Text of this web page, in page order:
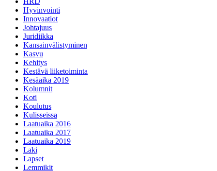
Hyvinvointi
Innovaatiot
Johtajuus
Juridiikka
Kansainvälistyminen
Kasvu
Kehitys
Kestävä liiketoiminta
Kesäaika 2019
Kolumnit
Koti
Koulutus
Kulisseissa
Laatuaika 2016
Laatuaika 2017
Laatuaika 2019
Laki
Lapset
Lemmikit